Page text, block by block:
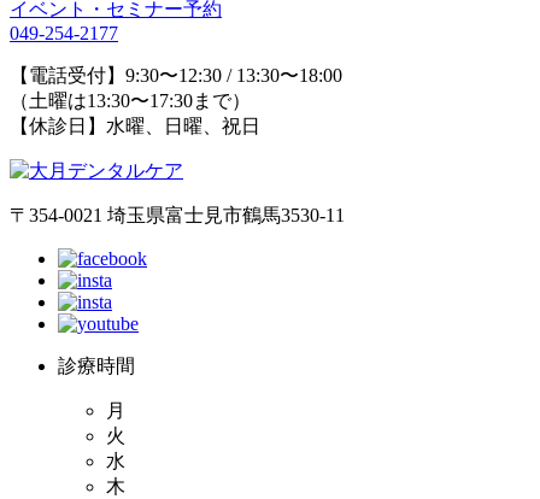
イベント・セミナー予約
049-254-2177
【電話受付】9:30〜12:30 / 13:30〜18:00
（土曜は13:30〜17:30まで）
【休診日】水曜、日曜、祝日
〒354-0021 埼玉県富士見市鶴馬3530-11
診療時間
月
火
水
木